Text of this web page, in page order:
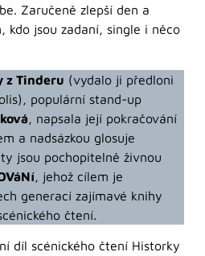
Zaručeně zlepší den a
kdo jsou zadaní, single i něco
z Tinderu (vydalo ji předloni
populární stand-up
, napsala její pokračování
a nadsázkou glosuje
jsou pochopitelně živnou
, jehož cílem je
generací zajímavé knihy
čtení.
díl scénického čtení Historky